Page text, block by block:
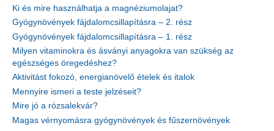
Ki és mire használhatja a magnéziumolajat?
Gyógynövények fájdalomcsillapításra – 2. rész
Gyógynövények fájdalomcsillapításra – 1. rész
Milyen vitaminokra és ásványi anyagokra van szükség az
egészséges öregedéshez?
Aktivitást fokozó, energianövelő ételek és italok
Mennyire ismeri a teste jelzéseit?
Mire jó a rózsalekvár?
Magas vérnyomásra gyógynövények és fűszernövények